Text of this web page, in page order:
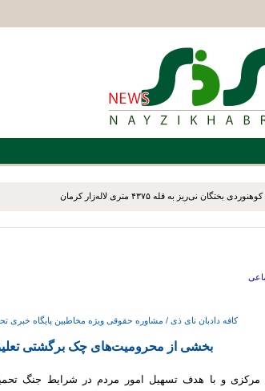
نی‌ریز به قله ۴۳۷۵ متری لاله‌زار کرمان
کافه دادبان نای ذی / مشاوره حقوقی ویژه مخاطبین پایگاه خبری
بخشی از محرومیت‌های چک برگشتی
مرکزی و با هدف تسهیل امور مردم در شرایط جنگ